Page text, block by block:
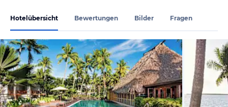
Hotelübersicht Bewertungen Bilder Fragen